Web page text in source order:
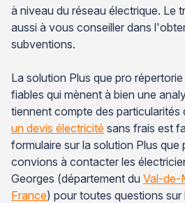
à niveau du réseau électrique. Le
aussi à vous conseiller dans
subventions.
La solution Plus que pro
fiables qui mènent à bien une
tiennent compte des particularités
un devis électricité sans frais est
formulaire sur la solution Plus que
convions à contacter les
Georges (département du Val-de-
France) pour toutes questions sur